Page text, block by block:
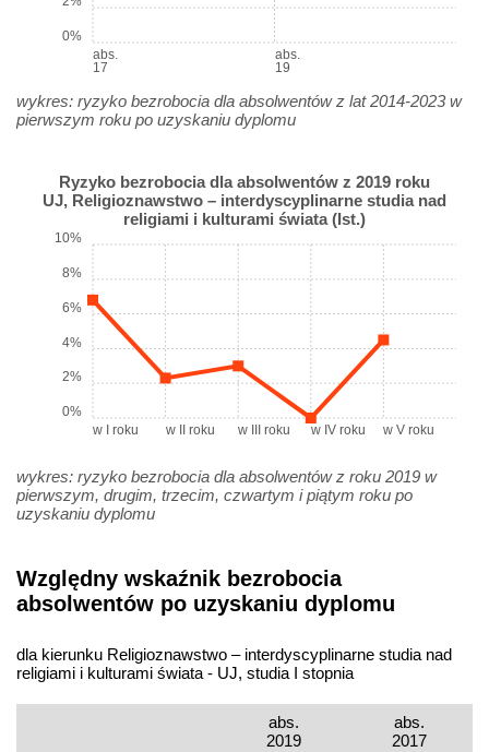
abs.
17
abs.
19
0%
wykres: ryzyko bezrobocia dla absolwentów z lat 2014-2023 w
pierwszym roku po uzyskaniu dyplomu
Ryzyko bezrobocia dla absolwentów z 2019 roku
UJ, Religioznawstwo – interdyscyplinarne studia nad
religiami i kulturami świata (Ist.)
w I roku w II roku w III roku w IV roku w V roku
0%
2%
4%
6%
8%
10%
wykres: ryzyko bezrobocia dla absolwentów z roku 2019 w
pierwszym, drugim, trzecim, czwartym i piątym roku po
uzyskaniu dyplomu
Względny wskaźnik bezrobocia
absolwentów po uzyskaniu dyplomu
dla kierunku Religioznawstwo – interdyscyplinarne studia nad
religiami i kulturami świata - UJ, studia I stopnia
abs.
2019
abs.
2017